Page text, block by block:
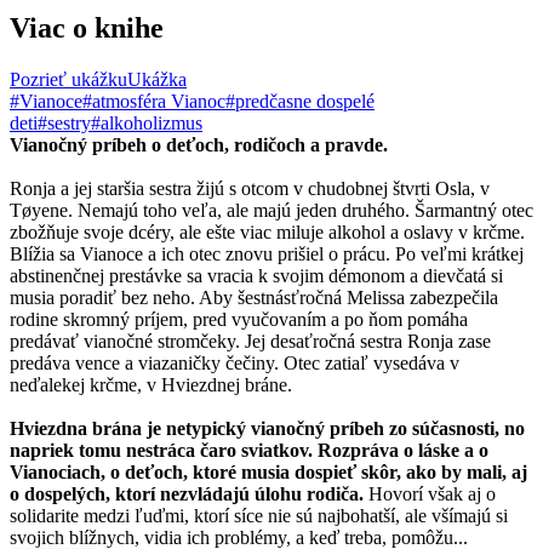
Viac o knihe
Pozrieť ukážkuUkážka
#Vianoce#atmosféra Vianoc#predčasne dospelé
deti#sestry#alkoholizmus
Vianočný príbeh o deťoch, rodičoch a pravde.
Ronja a jej staršia sestra žijú s otcom v chudobnej štvrti Osla, v
Tøyene. Nemajú toho veľa, ale majú jeden druhého. Šarmantný otec
zbožňuje svoje dcéry, ale ešte viac miluje alkohol a oslavy v krčme.
Blížia sa Vianoce a ich otec znovu prišiel o prácu. Po veľmi krátkej
abstinenčnej prestávke sa vracia k svojim démonom a dievčatá si
musia poradiť bez neho. Aby šestnásťročná Melissa zabezpečila
rodine skromný príjem, pred vyučovaním a po ňom pomáha
predávať vianočné stromčeky. Jej desaťročná sestra Ronja zase
predáva vence a viazaničky čečiny. Otec zatiaľ vysedáva v
neďalekej krčme, v Hviezdnej bráne.
Hviezdna brána je netypický vianočný príbeh zo súčasnosti, no
napriek tomu nestráca čaro sviatkov. Rozpráva o láske a o
Vianociach, o deťoch, ktoré musia dospieť skôr, ako by mali, aj
o dospelých, ktorí nezvládajú úlohu rodiča. Hovorí však aj o
solidarite medzi ľuďmi, ktorí síce nie sú najbohatší, ale všímajú si
svojich blížnych, vidia ich problémy, a keď treba, pomôžu...